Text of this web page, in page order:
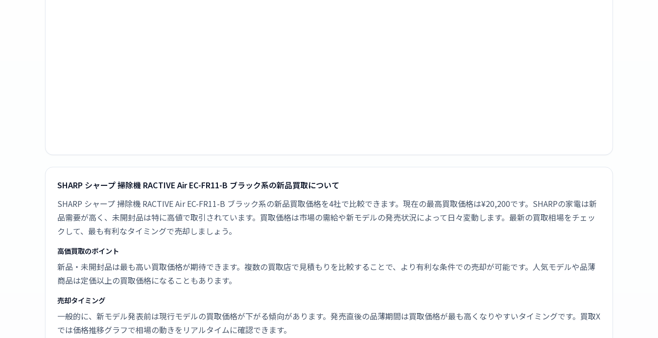
SHARP シャープ 掃除機 RACTIVE Air EC-FR11-B ブラック系の新品買取について
SHARP シャープ 掃除機 RACTIVE Air EC-FR11-B ブラック系の新品買取価格を4社で比較できます。現在の最高買取価格は¥20,200です。SHARPの家電は新
品需要が高く、未開封品は特に高値で取引されています。買取価格は市場の需給や新モデルの発売状況によって日々変動します。最新の買取相場をチェッ
クして、最も有利なタイミングで売却しましょう。
高価買取のポイント
新品・未開封品は最も高い買取価格が期待できます。複数の買取店で見積もりを比較することで、より有利な条件での売却が可能です。人気モデルや品薄
商品は定価以上の買取価格になることもあります。
売却タイミング
一般的に、新モデル発表前は現行モデルの買取価格が下がる傾向があります。発売直後の品薄期間は買取価格が最も高くなりやすいタイミングです。買取X
では価格推移グラフで相場の動きをリアルタイムに確認できます。